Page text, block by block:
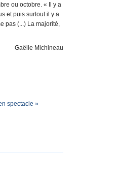
ou octobre. « Il y a
et puis surtout il y a
pas (...) La majorité,
Gaëlle Michineau
spectacle »